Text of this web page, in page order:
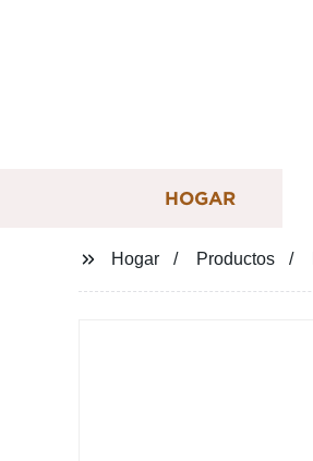
HOGAR
Hogar Productos